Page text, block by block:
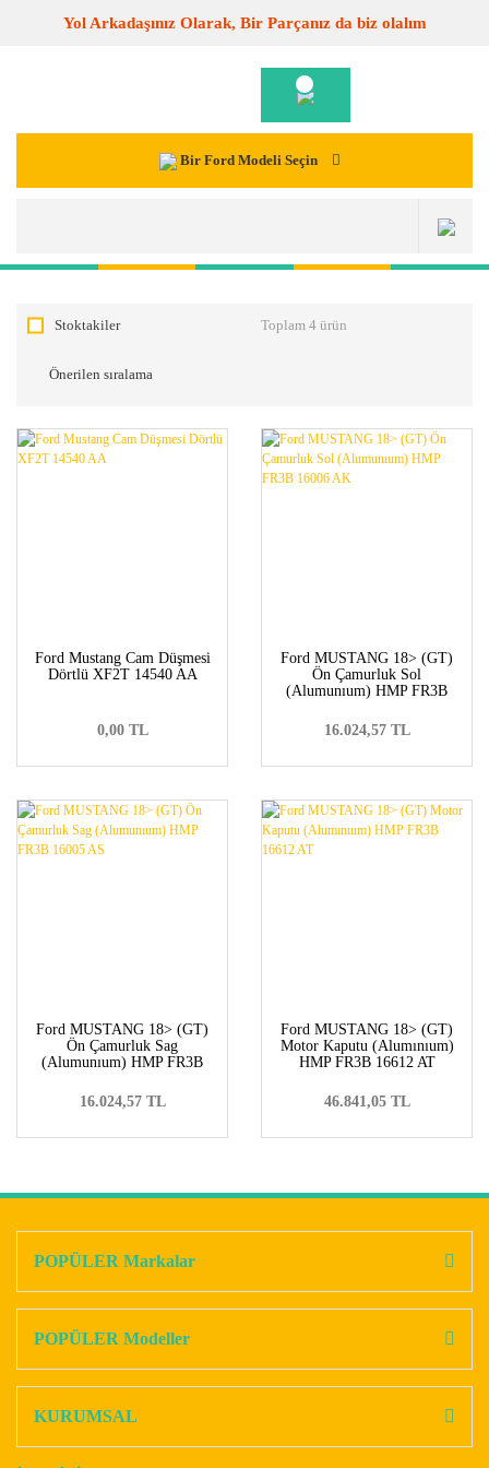
Yol Arkadaşınız Olarak, Bir Parçanız da biz olalım
Bir Ford Modeli Seçin
Stoktakiler Toplam 4 ürün
Ford Mustang Cam Düşmesi
Dörtlü XF2T 14540 AA
0,00 TL
Ford MUSTANG 18> (GT)
Ön Çamurluk Sol
(Alumunıum) HMP FR3B
16.024,57 TL
Ford MUSTANG 18> (GT)
Ön Çamurluk Sag
(Alumunıum) HMP FR3B
16.024,57 TL
Ford MUSTANG 18> (GT)
Motor Kaputu (Alumınıum)
HMP FR3B 16612 AT
46.841,05 TL
POPÜLER Markalar
POPÜLER Modeller
KURUMSAL